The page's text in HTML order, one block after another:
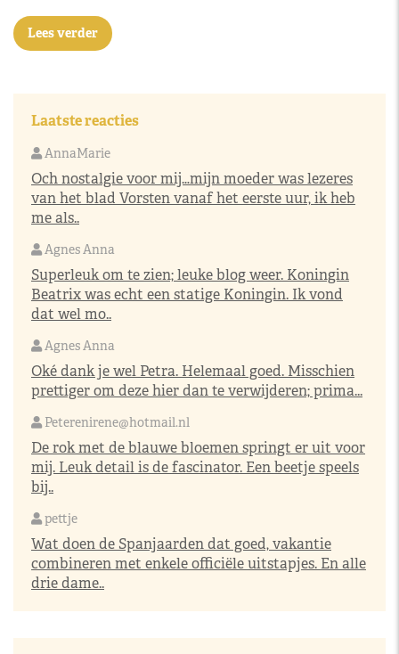
Lees verder
Laatste reacties
AnnaMarie
Och nostalgie voor mij…mijn moeder was lezeres
van het blad Vorsten vanaf het eerste uur, ik heb
me als..
Agnes Anna
Superleuk om te zien; leuke blog weer. Koningin
Beatrix was echt een statige Koningin. Ik vond
dat wel mo..
Agnes Anna
Oké dank je wel Petra. Helemaal goed. Misschien
prettiger om deze hier dan te verwijderen; prima...
Peterenirene@hotmail.nl
De rok met de blauwe bloemen springt er uit voor
mij. Leuk detail is de fascinator. Een beetje speels
bij..
pettje
Wat doen de Spanjaarden dat goed, vakantie
combineren met enkele officiële uitstapjes. En alle
drie dame..